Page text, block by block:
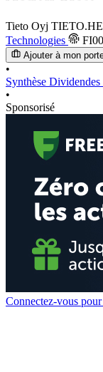
Tieto Oyj TIETO.HE
Technologies
Ajouter à mon
•
Synthèse Dividendes
•
Sponsorisé
Connectez-vous